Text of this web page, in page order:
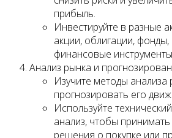
прибыль.
Инвестируйте в разные
акции, облигации,
финансовые
Анализ рынка и
Изучите методы анализа
прогнозировать его
Используйте
анализ, чтобы
решения о покупке или